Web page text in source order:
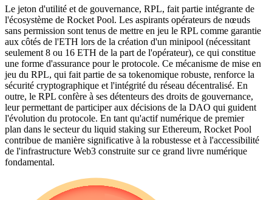
Le jeton d'utilité et de gouvernance, RPL, fait partie intégrante de
l'écosystème de Rocket Pool. Les aspirants opérateurs de nœuds
sans permission sont tenus de mettre en jeu le RPL comme garantie
aux côtés de l'ETH lors de la création d'un minipool (nécessitant
seulement 8 ou 16 ETH de la part de l'opérateur), ce qui constitue
une forme d'assurance pour le protocole. Ce mécanisme de mise en
jeu du RPL, qui fait partie de sa tokenomique robuste, renforce la
sécurité cryptographique et l'intégrité du réseau décentralisé. En
outre, le RPL confère à ses détenteurs des droits de gouvernance,
leur permettant de participer aux décisions de la DAO qui guident
l'évolution du protocole. En tant qu'actif numérique de premier
plan dans le secteur du liquid staking sur Ethereum, Rocket Pool
contribue de manière significative à la robustesse et à l'accessibilité
de l'infrastructure Web3 construite sur ce grand livre numérique
fondamental.